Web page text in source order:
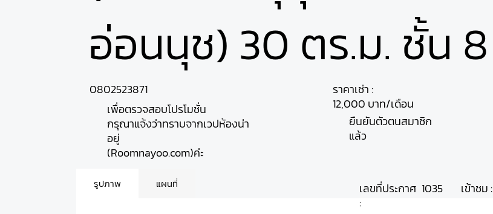
อ่อนนุช) 30 ตร.ม. ชั้น 8
0802523871
เพื่อตรวจสอบโปรโมชั่น
กรุณาแจ้งว่าทราบจากเวปห้องน่า
อยู่
(Roomnayoo.com)ค่ะ
ราคาเช่า :
12,000 บาท/เดือน
ยืนยันตัวตนสมาชิก
แล้ว
รูปภาพ แผนที่
เลขที่ประกาศ
:
1035 เข้าชม :